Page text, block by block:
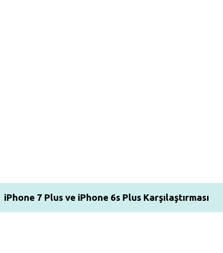
iPhone 7 Plus ve iPhone 6s Plus Karşılaştırması